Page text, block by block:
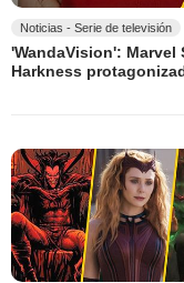
Noticias - Serie de televisión
'WandaVision':
Harkness